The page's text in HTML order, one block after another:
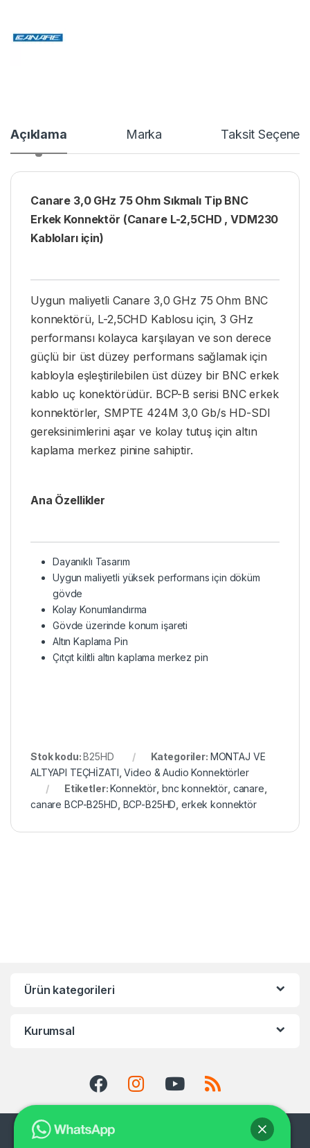
Açıklama Marka Taksit
Canare 3,0 GHz 75 Ohm Sıkmalı Tip BNC
Erkek Konnektör (Canare L-2,5CHD , VDM230
Kabloları için)
Uygun maliyetli Canare 3,0 GHz 75 Ohm BNC
konnektörü, L-2,5CHD Kablosu için, 3 GHz
performansı kolayca karşılayan ve son derece
güçlü bir üst düzey performans sağlamak için
kabloyla eşleştirilebilen üst düzey bir BNC erkek
kablo uç konektörüdür. BCP-B serisi BNC erkek
konnektörler, SMPTE 424M 3,0 Gb/s HD-SDI
gereksinimlerini aşar ve kolay tutuş için altın
kaplama merkez pinine sahiptir.
Ana Özellikler
Dayanıklı Tasarım
Uygun maliyetli yüksek performans için döküm
gövde
Kolay Konumlandırma
Gövde üzerinde konum işareti
Altın Kaplama Pin
Çıtçıt kilitli altın kaplama merkez pin
Stok kodu:B25HD Kategoriler: MONTAJ VE
ALTYAPI TEÇHİZATI ,Video & Audio Konnektörler
Etiketler:Konnektör bnc konnektör, canare
canare BCP-B25HD BCP-B25HD erkek konnektör
Ürün kategorileri
Kurumsal